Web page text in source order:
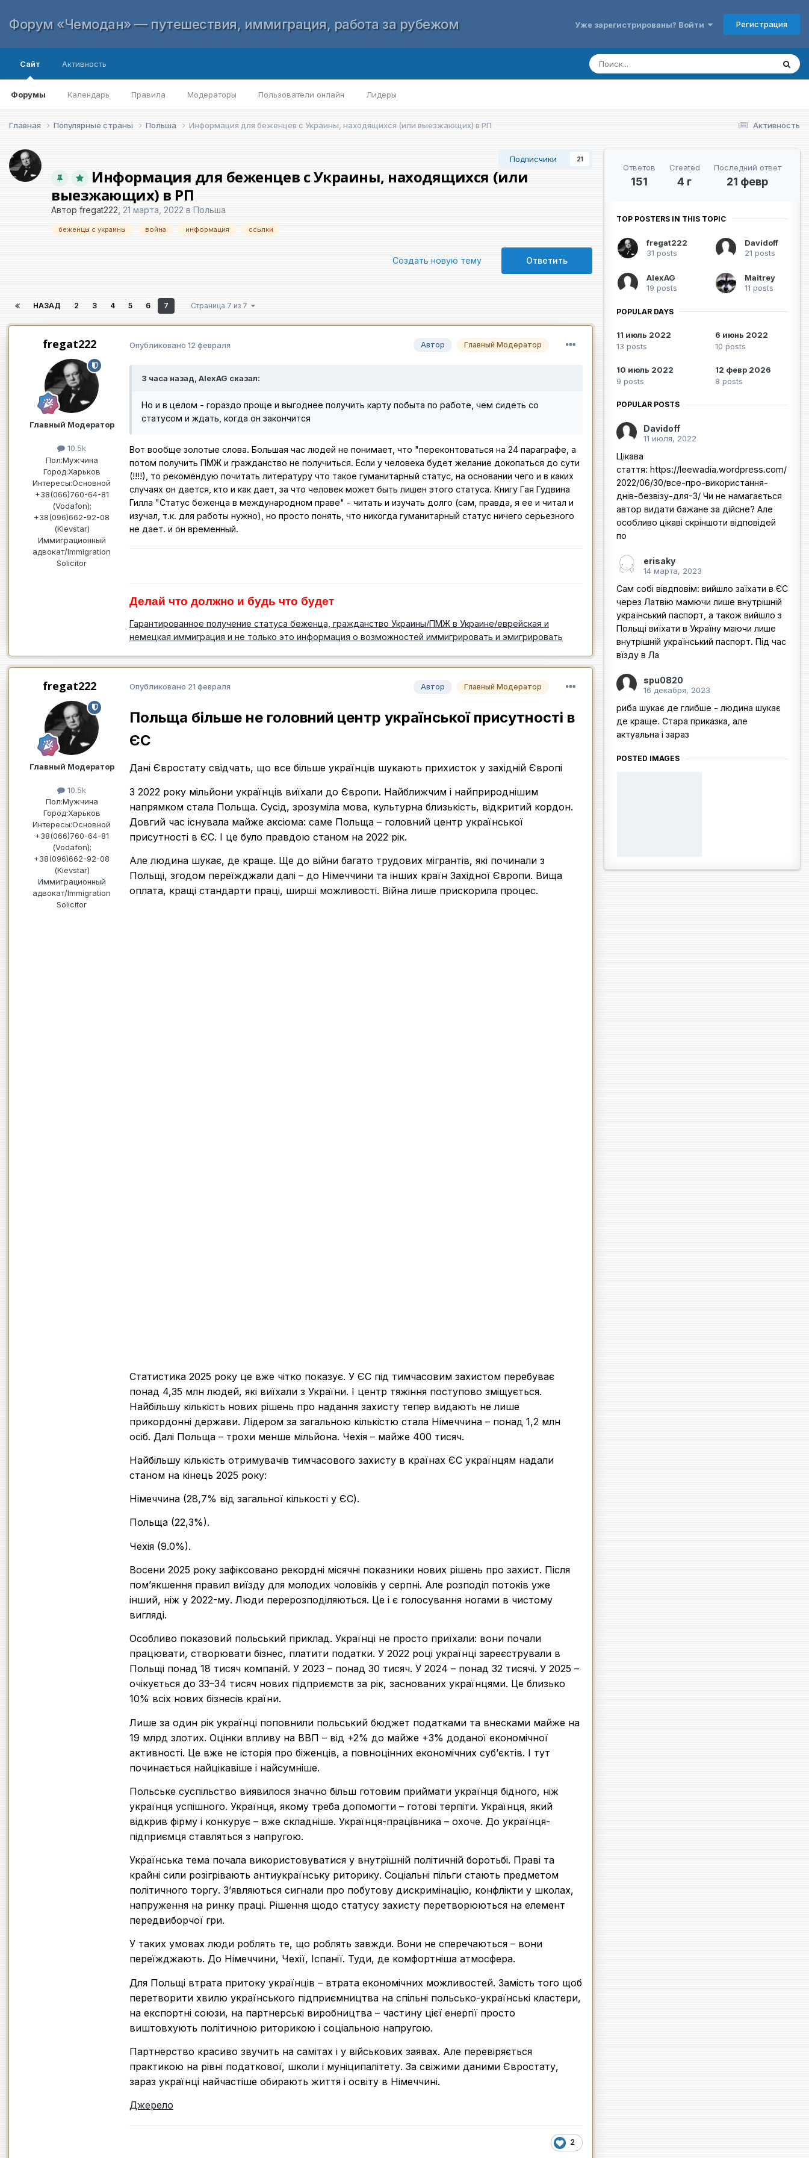
Форум «Чемодан» — путешествия, иммиграция, работа за рубежом Уже зарегистрированы? Войти Регистрация
Сайт
Форумы Календарь Правила Модераторы Пользователи онлайн Лидеры
Активность
Активность
Главная Популярные страны Польша Информация для беженцев с Украины, находящихся (или выезжающих) в РП
Подписчики 21
Информация для беженцев с Украины, находящихся (или
выезжающих) в РП
Автор fregat222 21 марта, 2022 в Польша
беженцы с украины война информация ссылки
Ответить
Создать новую тему
НАЗАД 2 3 4 5 6 7 Страница 7 из 7
fregat222
Главный Модератор
10.5k
Пол:Мужчина
Город:Харьков
Интересы:Основной
+38(066)760-64-81
(Vodafon);
+38(096)662-92-08
(Kievstar)
Иммиграционный
адвокат/Immigration
Solicitor
Автор Главный Модератор
Опубликовано 12 февраля
3 часа назад, AlexAG сказал:
Но и в целом - гораздо проще и выгоднее получить карту побыта по работе, чем сидеть со
статусом и ждать, когда он закончится
Вот вообще золотые слова. Большая час людей не понимает, что "переконтоваться на 24 параграфе, а
потом получить ПМЖ и гражданство не получиться. Если у человека будет желание докопаться до сути
(!!!!), то рекомендую почитать литературу что такое гуманитарный статус, на основании чего и в каких
случаях он дается, кто и как дает, за что человек может быть лишен этого статуса. Книгу Гая Гудвина
Гилла "Статус беженца в международном праве" - читать и изучать долго (сам, правда, я ее и читал и
изучал, т.к. для работы нужно), но просто понять, что никогда гуманитарный статус ничего серьезного
не дает. и он временный.
Делай что должно и будь что будет
Гарантированное получение статуса беженца, гражданство Украины/ПМЖ в Украине/еврейская и
немецкая иммиграция и не только это информация о возможностей иммигрировать и эмигрировать
fregat222
Главный Модератор
10.5k
Пол:Мужчина
Город:Харьков
Интересы:Основной
+38(066)760-64-81
(Vodafon);
+38(096)662-92-08
(Kievstar)
Иммиграционный
адвокат/Immigration
Solicitor
Автор Главный Модератор
Опубликовано 21 февраля
Польща більше не головний центр української присутності в
ЄС
Дані Євростату свідчать, що все більше українців шукають прихисток у західній Європі
З 2022 року мільйони українців виїхали до Європи. Найближчим і найприроднішим
напрямком стала Польща. Сусід, зрозуміла мова, культурна близькість, відкритий кордон.
Довгий час існувала майже аксіома: саме Польща – головний центр української
присутності в ЄС. І це було правдою станом на 2022 рік.
Але людина шукає, де краще. Ще до війни багато трудових мігрантів, які починали з
Польщі, згодом переїжджали далі – до Німеччини та інших країн Західної Європи. Вища
оплата, кращі стандарти праці, ширші можливості. Війна лише прискорила процес.
Статистика 2025 року це вже чітко показує. У ЄС під тимчасовим захистом перебуває
понад 4,35 млн людей, які виїхали з України. І центр тяжіння поступово зміщується.
Найбільшу кількість нових рішень про надання захисту тепер видають не лише
прикордонні держави. Лідером за загальною кількістю стала Німеччина – понад 1,2 млн
осіб. Далі Польща – трохи менше мільйона. Чехія – майже 400 тисяч.
Найбільшу кількість отримувачів тимчасового захисту в країнах ЄС українцям надали
станом на кінець 2025 року:
Німеччина (28,7% від загальної кількості у ЄС).
Польща (22,3%).
Чехія (9.0%).
Восени 2025 року зафіксовано рекордні місячні показники нових рішень про захист. Після
пом’якшення правил виїзду для молодих чоловіків у серпні. Але розподіл потоків уже
інший, ніж у 2022-му. Люди перерозподіляються. Це і є голосування ногами в чистому
вигляді.
Особливо показовий польський приклад. Українці не просто приїхали: вони почали
працювати, створювати бізнес, платити податки. У 2022 році українці зареєстрували в
Польщі понад 18 тисяч компаній. У 2023 – понад 30 тисяч. У 2024 – понад 32 тисячі. У 2025 –
очікується до 33–34 тисяч нових підприємств за рік, заснованих українцями. Це близько
10% всіх нових бізнесів країни.
Лише за один рік українці поповнили польський бюджет податками та внесками майже на
19 млрд злотих. Оцінки впливу на ВВП – від +2% до майже +3% доданої економічної
активності. Це вже не історія про біженців, а повноцінних економічних суб’єктів. І тут
починається найцікавіше і найсумніше.
Польське суспільство виявилося значно більш готовим приймати українця бідного, ніж
українця успішного. Українця, якому треба допомогти – готові терпіти. Українця, який
відкрив фірму і конкурує – вже складніше. Українця-працівника – охоче. До українця-
підприємця ставляться з напругою.
Українська тема почала використовуватися у внутрішній політичній боротьбі. Праві та
крайні сили розігрівають антиукраїнську риторику. Соціальні пільги стають предметом
політичного торгу. З’являються сигнали про побутову дискримінацію, конфлікти у школах,
напруження на ринку праці. Рішення щодо статусу захисту перетворюються на елемент
передвиборчої гри.
У таких умовах люди роблять те, що роблять завжди. Вони не сперечаються – вони
переїжджають. До Німеччини, Чехії, Іспанії. Туди, де комфортніша атмосфера.
Для Польщі втрата притоку українців – втрата економічних можливостей. Замість того щоб
перетворити хвилю українського підприємництва на спільні польсько-українські кластери,
на експортні союзи, на партнерські виробництва – частину цієї енергії просто
виштовхують політичною риторикою і соціальною напругою.
Партнерство красиво звучить на самітах і у військових заявах. Але перевіряється
практикою на рівні податкової, школи і муніципалітету. За свіжими даними Євростату,
зараз українці найчастіше обирають життя і освіту в Німеччині.
Джерело
2
Ответов
151
Created
4 г
Последний ответ
21 февр
TOP POSTERS IN THIS TOPIC
fregat222
31 posts
Davidoff
21 posts
AlexAG
19 posts
Maitrey
11 posts
POPULAR DAYS
11 июль 2022
13 posts
6 июнь 2022
10 posts
10 июль 2022
9 posts
12 февр 2026
8 posts
POPULAR POSTS
Davidoff
11 июля, 2022
Цікава
стаття: https://leewadia.wordpress.com/
2022/06/30/все-про-використання-
днів-безвізу-для-3/ Чи не намагається
автор видати бажане за дійсне? Але
особливо цікаві скріншоти відповідей
по
erisaky
14 марта, 2023
Сам собі вівдповім: вийшло заїхати в ЄС
через Латвію мамючи лише внутрішній
український паспорт, а також вийшло з
Польщі виїхати в Україну маючи лише
внутрішній український паспорт. Під час
вїзду в Ла
spu0820
16 декабря, 2023
риба шукає де глибше - людина шукає
де краще. Стара приказка, але
актуальна і зараз
POSTED IMAGES